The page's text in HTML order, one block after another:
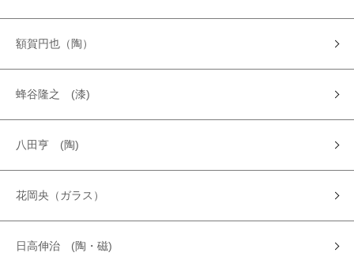
額賀円也（陶）
蜂谷隆之 (漆)
八田亨 (陶)
花岡央（ガラス）
日高伸治 (陶・磁)